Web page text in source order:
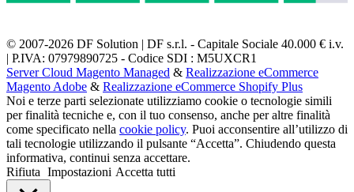
© 2007-2026 DF Solution | DF s.r.l. - Capitale Sociale 40.000 € i.v.
| P.IVA: 07979890725 - Codice SDI : M5UXCR1
Server Cloud Magento Managed & Realizzazione eCommerce
Magento Adobe & Realizzazione eCommerce Shopify Plus
Noi e terze parti selezionate utilizziamo cookie o tecnologie simili
per finalità tecniche e, con il tuo consenso, anche per altre finalità
come specificato nella cookie policy. Puoi acconsentire all’utilizzo di
tali tecnologie utilizzando il pulsante “Accetta”. Chiudendo questa
informativa, continui senza accettare.
Rifiuta Impostazioni Accetta tutti